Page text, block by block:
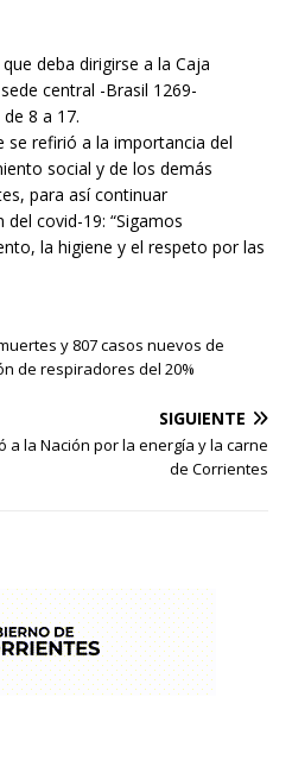
deba dirigirse a la Caja
central -Brasil 1269-
8 a 17.
se refirió a la importancia del
social y de los demás
para así continuar
covid-19: “Sigamos
la higiene y el respeto por las
y 807 casos nuevos de
de respiradores del 20%
SIGUIENTE
a la Nación por la energía y la carne
de Corrientes